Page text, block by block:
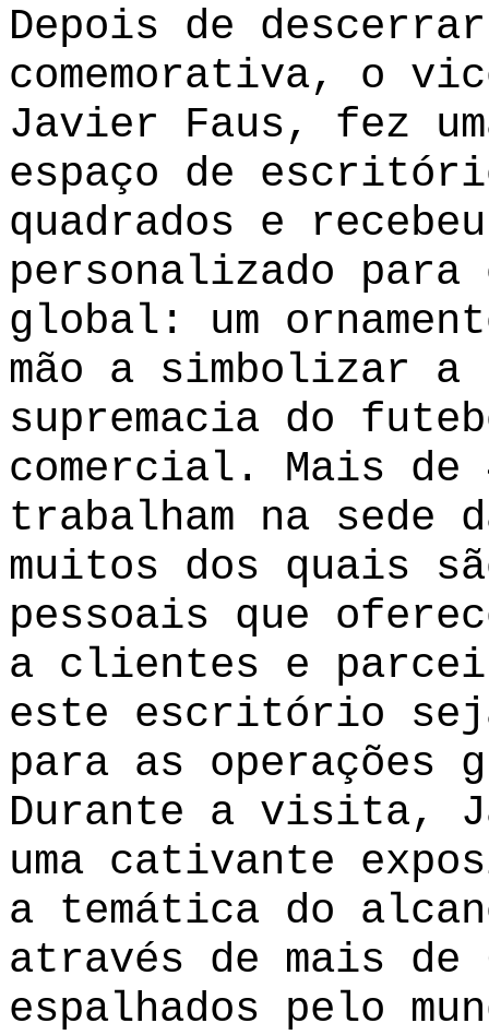
Depois de
comemorativa, o
Javier Faus, fez
espaço de
quadrados e
personalizado
global: um
mão a simbolizar
supremacia do
comercial. Mais de
trabalham na sede
muitos dos quais
pessoais que
a clientes e
este escritório
para as operações
Durante a visita,
uma cativante
a temática do
através de mais
espalhados pelo